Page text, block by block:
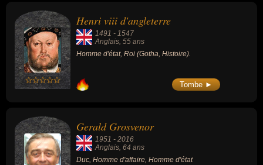
Henri viii d'angleterre
1491 - 1547
Anglais, 55 ans
Homme d'état, Roi (Gotha, Histoire).
Tombe ►
Gerald Grosvenor
1951 - 2016
Anglais, 64 ans
Duc, Homme d'affaire, Homme d'état